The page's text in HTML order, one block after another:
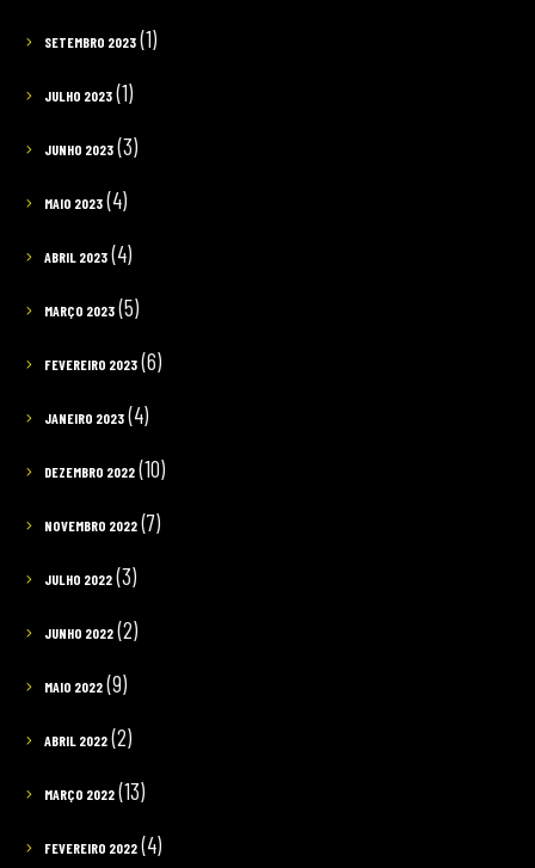
SETEMBRO 2023(1)
JULHO 2023(1)
JUNHO 2023(3)
MAIO 2023(4)
ABRIL 2023(4)
MARÇO 2023(5)
FEVEREIRO 2023(6)
JANEIRO 2023(4)
DEZEMBRO 2022(10)
NOVEMBRO 2022(7)
JULHO 2022(3)
JUNHO 2022(2)
MAIO 2022(9)
ABRIL 2022(2)
MARÇO 2022(13)
FEVEREIRO 2022(4)